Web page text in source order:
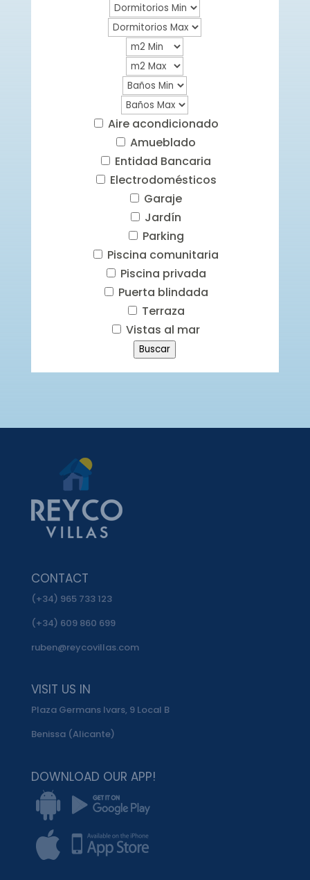
Aire acondicionado
Amueblado
Entidad Bancaria
Electrodomésticos
Garaje
Jardín
Parking
Piscina comunitaria
Piscina privada
Puerta blindada
Terraza
Vistas al mar
Buscar
CONTACT
(+34) 965 733 123
(+34) 609 860 699
ruben@reycovillas.com
VISIT US IN
Plaza Germans Ivars, 9 Local B
Benissa (Alicante)
DOWNLOAD OUR APP!